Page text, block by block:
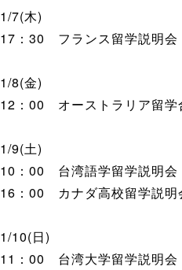
1/7(木)
17：30 フランス留学説明会
1/8(金)
12：00 オーストラリア留学
1/9(土)
10：00 台湾語学留学説明会
16：00 カナダ高校留学説明
1/10(日)
11：00 台湾大学留学説明会